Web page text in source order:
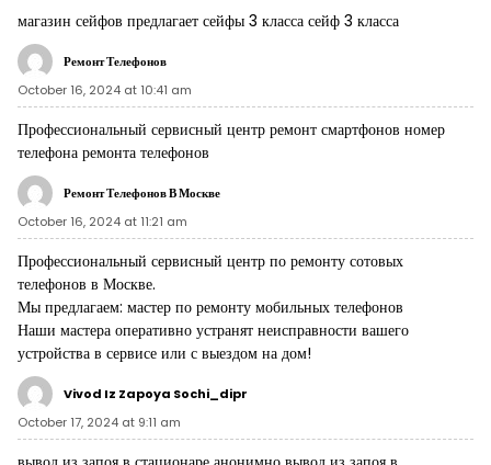
магазин сейфов предлагает сейфы 3 класса сейф 3 класса
Ремонт Телефонов
October 16, 2024 at 10:41 am
Профессиональный сервисный центр ремонт смартфонов номер
телефона ремонта телефонов
Ремонт Телефонов В Москве
October 16, 2024 at 11:21 am
Профессиональный сервисный центр по ремонту сотовых
телефонов в Москве.
Мы предлагаем: мастер по ремонту мобильных телефонов
Наши мастера оперативно устранят неисправности вашего
устройства в сервисе или с выездом на дом!
Vivod Iz Zapoya Sochi_dipr
October 17, 2024 at 9:11 am